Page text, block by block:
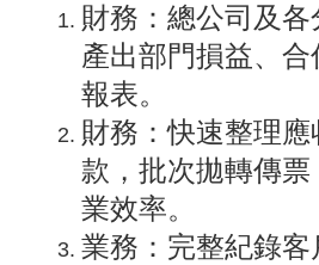
財務：總公司及
產出部門損益、
報表。
財務：快速整理
款，批次拋轉傳
業效率。
業務：完整紀錄